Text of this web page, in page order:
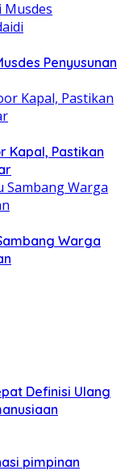
Penyusunan
Kapal, Pastikan
Warga
Definisi Ulang
pimpinan